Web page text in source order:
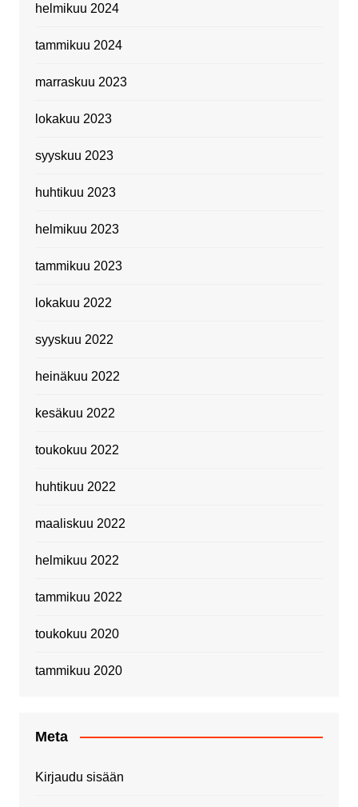
helmikuu 2024
tammikuu 2024
marraskuu 2023
lokakuu 2023
syyskuu 2023
huhtikuu 2023
helmikuu 2023
tammikuu 2023
lokakuu 2022
syyskuu 2022
heinäkuu 2022
kesäkuu 2022
toukokuu 2022
huhtikuu 2022
maaliskuu 2022
helmikuu 2022
tammikuu 2022
toukokuu 2020
tammikuu 2020
Meta
Kirjaudu sisään